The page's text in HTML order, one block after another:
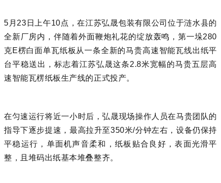
5月23日上午10点，在江苏弘晟包装有限公司位于涟水县的
全新厂房内，伴随着外面鞭炮礼花的绽放轰鸣，第一垛280
克E楞白面单瓦纸板从一条全新的马贵高速智能瓦线出纸平
台平稳送出，标志着江苏弘晟这条2.8米宽幅的马贵五层高
速智能瓦楞纸板生产线的正式投产。
在匀速运行将近一小时后，弘晟现场操作人员在马贵团队的
指导下逐步提速，最高拉升至350米/分钟左右，设备仍保持
平稳运行，单面机声音柔和，纸板贴合良好，表面光滑平
整，且堆码出纸基本堆叠整齐。